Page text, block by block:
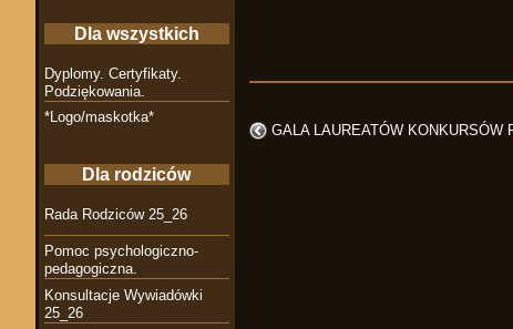
GALA LAUREATÓW KONKURSÓW
Dla wszystkich
Dyplomy. Certyfikaty.
Podziękowania.
*Logo/maskotka*
Dla rodziców
Rada Rodziców 25_26
Pomoc psychologiczno-
pedagogiczna.
Konsultacje Wywiadówki
25_26